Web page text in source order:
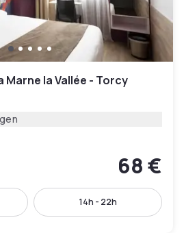
Marne la Vallée - Torcy
68 €
14h - 22h